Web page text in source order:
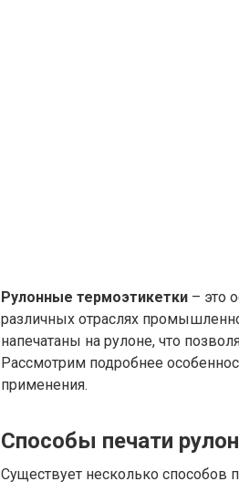
Рулонные термоэтикетки – это
различных отраслях
напечатаны на рулоне, что
Рассмотрим подробнее
применения.
Способы печати
Существует несколько способов